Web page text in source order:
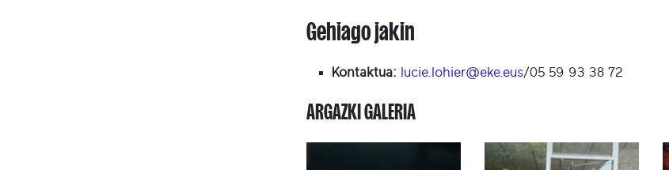
Gehiago jakin
Kontaktua: lucie.lohier@eke.eus/05 59 93 38 72
ARGAZKI GALERIA